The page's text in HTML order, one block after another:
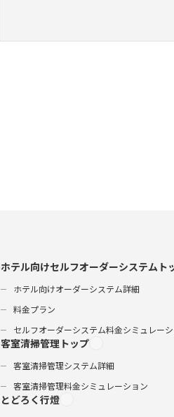
ホテル向けセルフオーダーシステムト
ホテル向けオーダーシステム詳細
料金プラン
セルフオーダーシステム料金シミュレー
客室清掃管理トップ
客室清掃管理システム詳細
客室清掃管理料金シミュレーション
とどろく行燈